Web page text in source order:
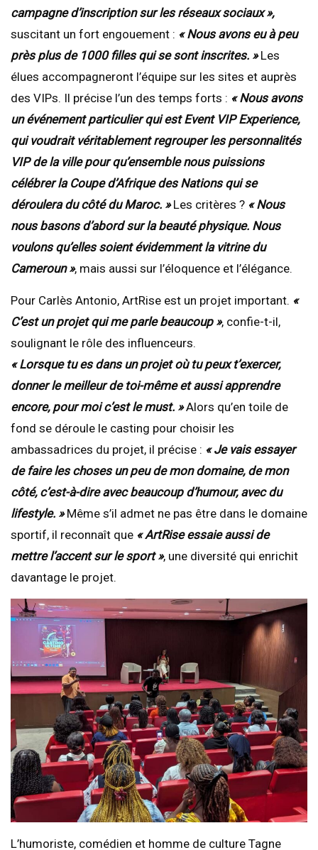
campagne d’inscription sur les réseaux sociaux »,
suscitant un fort engouement : « Nous avons eu à peu
près plus de 1000 filles qui se sont inscrites. »Les
élues accompagneront l’équipe sur les sites et auprès
des VIPs. Il précise l’un des temps forts : « Nous avons
un événement particulier qui est Event VIP Experience,
qui voudrait véritablement regrouper les personnalités
VIP de la ville pour qu’ensemble nous puissions
célébrer la Coupe d’Afrique des Nations qui se
déroulera du côté du Maroc. »Les critères ? « Nous
nous basons d’abord sur la beauté physique. Nous
voulons qu’elles soient évidemment la vitrine du
Cameroun », mais aussi sur l’éloquence et l’élégance.
Pour Carlès Antonio, ArtRise est un projet important. «
C’est un projet qui me parle beaucoup », confie-t-il,
soulignant le rôle des influenceurs.
« Lorsque tu es dans un projet où tu peux t’exercer,
donner le meilleur de toi-même et aussi apprendre
encore, pour moi c’est le must. »Alors qu’en toile de
fond se déroule le casting pour choisir les
ambassadrices du projet, il précise : « Je vais essayer
de faire les choses un peu de mon domaine, de mon
côté, c’est-à-dire avec beaucoup d’humour, avec du
lifestyle. »Même s’il admet ne pas être dans le domaine
sportif, il reconnaît que « ArtRise essaie aussi de
mettre l’accent sur le sport », une diversité qui enrichit
davantage le projet.
L’humoriste, comédien et homme de culture Tagne